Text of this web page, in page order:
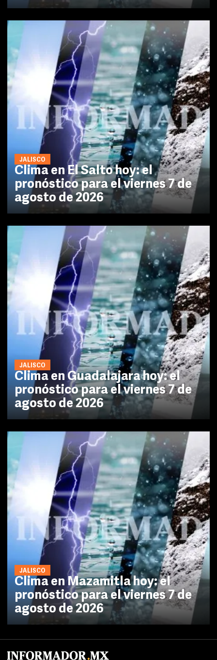
JALISCO
Clima en El Salto hoy: el
pronóstico para el viernes 7 de
agosto de 2026
JALISCO
Clima en Guadalajara hoy: el
pronóstico para el viernes 7 de
agosto de 2026
JALISCO
Clima en Mazamitla hoy: el
pronóstico para el viernes 7 de
agosto de 2026